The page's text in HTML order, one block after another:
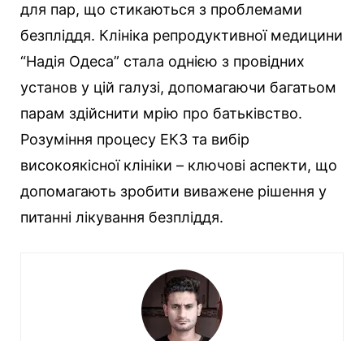
для пар, що стикаються з проблемами
безпліддя. Клініка репродуктивної медицини
“Надія Одеса” стала однією з провідних
установ у цій галузі, допомагаючи багатьом
парам здійснити мрію про батьківство.
Розуміння процесу ЕКЗ та вибір
високоякісної клініки – ключові аспекти, що
допомагають зробити виважене рішення у
питанні лікування безпліддя.